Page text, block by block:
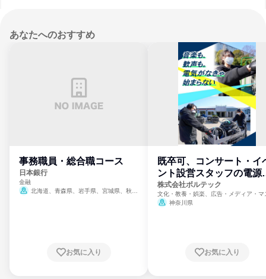
あなたへのおすすめ
事務職員・総合職コース
日本銀行
金融
北海道、青森県、岩手県、宮城県、秋田
崎県、熊本県、大分県、宮崎県、鹿児島県、
お気に入り
既卒可、コンサート・イ
ント設営スタッフの電源
門
株式会社ボルテック
文化・教養・娯楽、広告・メディア・マ
ミ、電力・ガス・水道・エネルギー
神奈川県
お気に入り